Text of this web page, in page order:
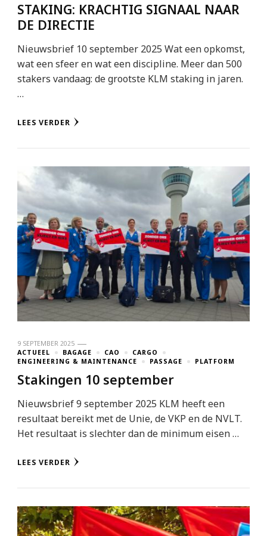
STAKING: KRACHTIG SIGNAAL NAAR
DE DIRECTIE
Nieuwsbrief 10 september 2025 Wat een opkomst,
wat een sfeer en wat een discipline. Meer dan 500
stakers vandaag: de grootste KLM staking in jaren.
…
LEES VERDER
9 SEPTEMBER 2025
ACTUEEL
BAGAGE CAO
CARGO
ENGINEERING & MAINTENANCE
PASSAGE PLATFORM
Stakingen 10 september
Nieuwsbrief 9 september 2025 KLM heeft een
resultaat bereikt met de Unie, de VKP en de NVLT.
Het resultaat is slechter dan de minimum eisen …
LEES VERDER